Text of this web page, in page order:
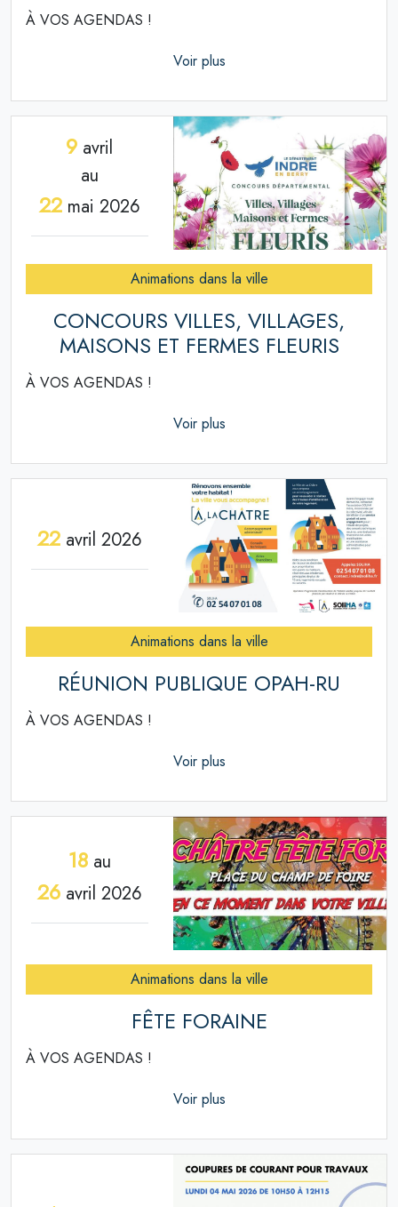
À VOS AGENDAS !
Voir plus
9 avril
au
22mai 2026
Animations dans la ville
CONCOURS VILLES, VILLAGES,
MAISONS ET FERMES FLEURIS
À VOS AGENDAS !
Voir plus
22avril 2026
Animations dans la ville
RÉUNION PUBLIQUE OPAH-RU
À VOS AGENDAS !
Voir plus
18au
26avril 2026
Animations dans la ville
FÊTE FORAINE
À VOS AGENDAS !
Voir plus